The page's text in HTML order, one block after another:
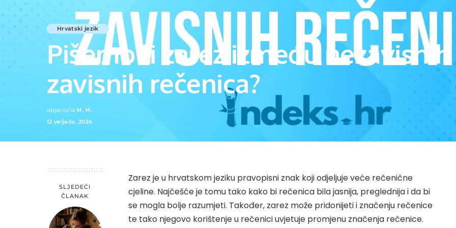
Hrvatski jezik
Pišemo li zarez između
zavisnih rečenica?
Posted
by
objavio/la M. H.
12 veljače, 2024
SLJEDEĆI
ČLANAK
Zarez je u hrvatskom jeziku pravopisni znak koji odjeljuje veće rečenične
cjeline. Najčešće je tomu tako kako bi rečenica bila jasnija, preglednija i da bi
se mogla bolje razumjeti. Također, zarez može pridonijeti i značenju rečenice
te tako njegovo korištenje u rečenici uvjetuje promjenu značenja rečenice.